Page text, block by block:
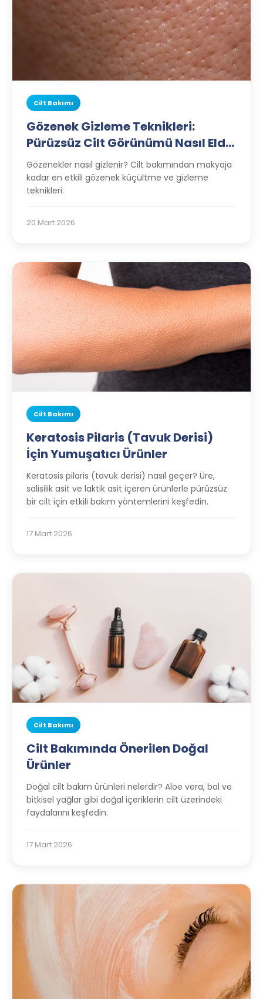
Cilt Bakımı
Gözenek Gizleme Teknikleri:
Pürüzsüz Cilt Görünümü Nasıl Elde
Edilir?
Gözenekler nasıl gizlenir? Cilt bakımından makyaja
kadar en etkili gözenek küçültme ve gizleme
teknikleri.
20 Mart 2026
Cilt Bakımı
Keratosis Pilaris (Tavuk Derisi)
İçin Yumuşatıcı Ürünler
Keratosis pilaris (tavuk derisi) nasıl geçer? Üre,
salisilik asit ve laktik asit içeren ürünlerle pürüzsüz
bir cilt için etkili bakım yöntemlerini keşfedin.
17 Mart 2026
Cilt Bakımı
Cilt Bakımında Önerilen Doğal
Ürünler
Doğal cilt bakım ürünleri nelerdir? Aloe vera, bal ve
bitkisel yağlar gibi doğal içeriklerin cilt üzerindeki
faydalarını keşfedin.
17 Mart 2026